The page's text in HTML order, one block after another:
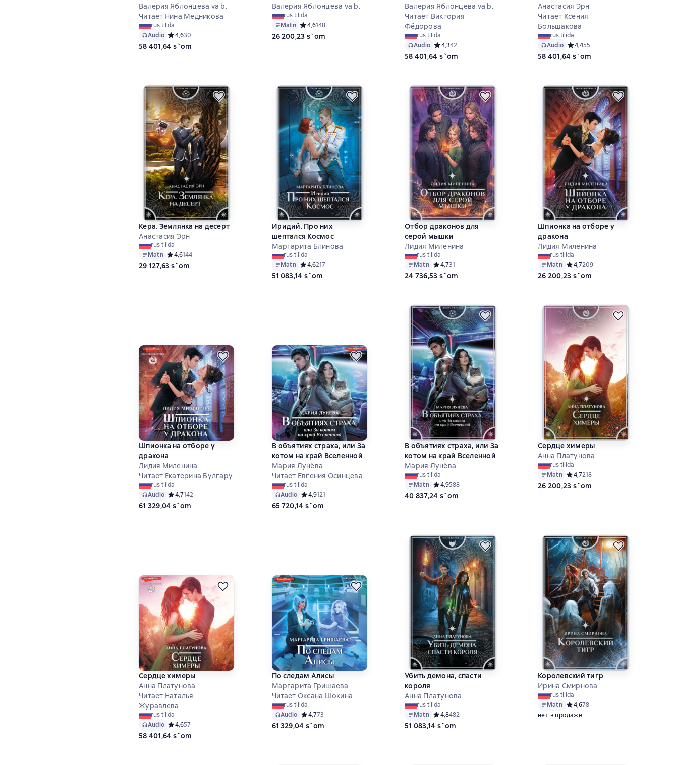
Валерия Яблонцева va b.
Читает Нина Медникова
rus tilida
Audio Средний рейтинг 4,6 на основе 30 оценок
4,630
58 401,64 s`om
Валерия Яблонцева va b.
rus tilida
Matn Средний рейтинг 4,6 на основе 148 оценок
4,6148
26 200,23 s`om
Валерия Яблонцева va b.
Читает Виктория
Фёдорова
rus tilida
Audio Средний рейтинг 4,3 на основе 42 оценок
4,342
58 401,64 s`om
Анастасия Эрн
Читает Ксения
Большакова
rus tilida
Audio Средний рейтинг 4,4 на основе 55
4,455
58 401,64 s`om
Кера. Землянка на десерт
Анастасия Эрн
rus tilida
Matn Средний рейтинг 4,6 на основе 144 оценок
4,6144
29 127,63 s`om
Иридий. Про них
шептался Космос
Маргарита Блинова
rus tilida
Matn Средний рейтинг 4,6 на основе 217 оценок
4,6217
51 083,14 s`om
Отбор драконов для
серой мышки
Лидия Миленина
rus tilida
Matn Средний рейтинг 4,7 на основе 31 оценок
4,731
24 736,53 s`om
Шпионка на отборе у
дракона
Лидия Миленина
rus tilida
Matn Средний рейтинг 4,7 на основе 209
4,7209
26 200,23 s`om
Шпионка на отборе у
дракона
Лидия Миленина
Читает Екатерина Булгару
rus tilida
Audio Средний рейтинг 4,7 на основе 142 оценок
4,7142
61 329,04 s`om
В объятиях страха, или За
котом на край Вселенной
Мария Лунёва
Читает Евгения Осинцева
rus tilida
Audio Средний рейтинг 4,9 на основе 121 оценок
4,9121
65 720,14 s`om
В объятиях страха, или За
котом на край Вселенной
Мария Лунёва
rus tilida
Matn Средний рейтинг 4,9 на основе 588 оценок
4,9588
40 837,24 s`om
Сердце химеры
Анна Платунова
rus tilida
Matn Средний рейтинг 4,7 на основе 218
4,7218
26 200,23 s`om
Сердце химеры
Анна Платунова
Читает Наталья
Журавлева
rus tilida
Audio Средний рейтинг 4,6 на основе 57 оценок
4,657
58 401,64 s`om
По следам Алисы
Маргарита Гришаева
Читает Оксана Шокина
rus tilida
Audio Средний рейтинг 4,7 на основе 73 оценок
4,773
61 329,04 s`om
Убить демона, спасти
короля
Анна Платунова
rus tilida
Matn Средний рейтинг 4,8 на основе 482 оценок
4,8482
51 083,14 s`om
Королевский тигр
Ирина Смирнова
rus tilida
Matn Средний рейтинг 4,6 на основе 78
4,678
нет в продаже